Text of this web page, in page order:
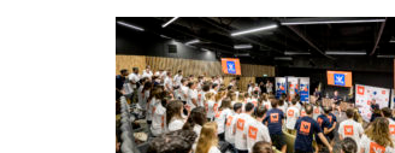
18 octobre 2023